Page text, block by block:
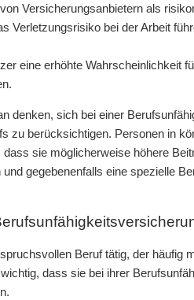
Versicherungsanbietern als
Verletzungsrisiko bei der Arbeit
eine erhöhte Wahrscheinlichkeit
denken, sich bei einer
zu berücksichtigen. Personen in
sie möglicherweise höhere
gegebenenfalls eine spezielle
Beruf tätig, der häufig
dass sie bei ihrer